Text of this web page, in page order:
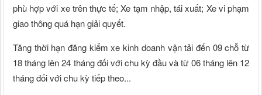
phù hợp với xe trên thực tế; Xe tạm nhập, tái xuất; Xe vi phạm
giao thông quá hạn giải quyết.
Tăng thời hạn đăng kiểm xe kinh doanh vận tải đến 09 chỗ từ
18 tháng lên 24 tháng đối với chu kỳ đầu và từ 06 tháng lên 12
tháng đối với chu kỳ tiếp theo...